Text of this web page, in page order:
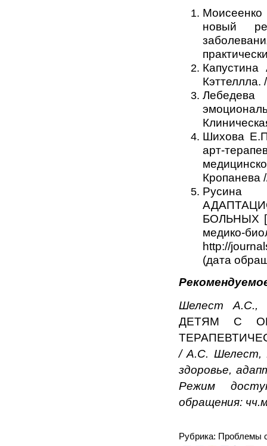
новый
Шихова
арт-
Кропанева
БОЛЬНЫХ
медико-
http://
(дата
Шелест А.С.,
ДЕТЯМ С
/А.С. Шелест,
здоровье,
Режим
обращения:
Рубрика: Проблемы